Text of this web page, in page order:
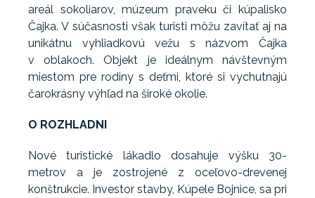
areál sokoliarov, múzeum praveku či kúpalisko
Čajka. V súčasnosti však turisti môžu zavítať aj na
unikátnu vyhliadkovú vežu s názvom Čajka
v oblakoch. Objekt je ideálnym návštevným
miestom pre rodiny s deťmi, ktoré si vychutnajú
čarokrásny výhľad na široké okolie.
O ROZHLADNI
Nové turistické lákadlo dosahuje výšku 30-
metrov a je zostrojené z oceľovo-drevenej
konštrukcie. Investor stavby, Kúpele Bojnice, sa pri